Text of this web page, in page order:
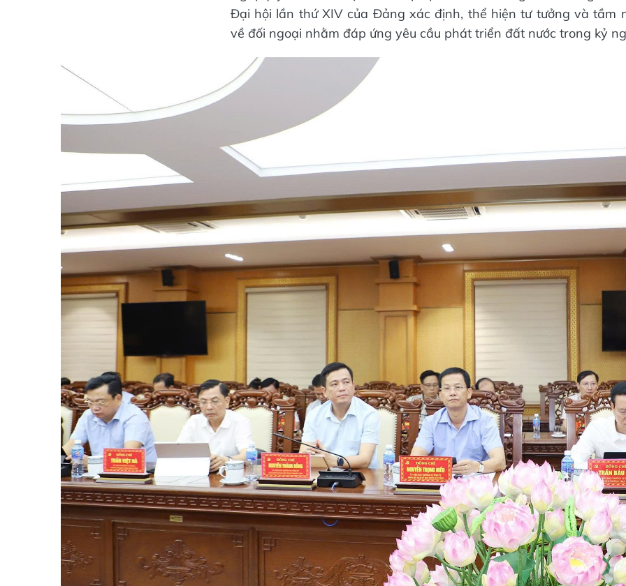
Đại hội lần thứ XIV của Đảng xác định, thể hiện tư tưởng và tầm
về đối ngoại nhằm đáp ứng yêu cầu phát triển đất nước trong kỷ